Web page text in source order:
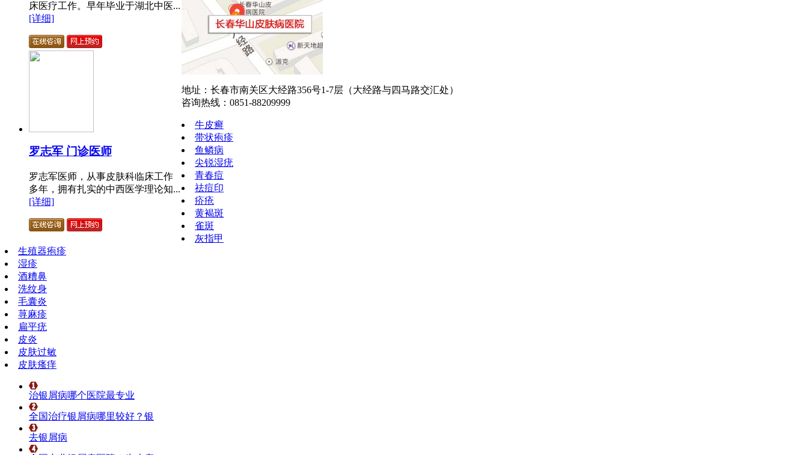
床医疗工作。早年毕业于湖北中医...
[详细]
罗志军 门诊医师
罗志军医师，从事皮肤科临床工作
多年，拥有扎实的中西医学理论知...
[详细]
地址：长春市南关区大经路356号1-7层（大经路与四马路交汇处）
咨询热线：0851-88209999
牛皮癣
带状疱疹
鱼鳞病
尖锐湿疣
青春痘
祛痘印
疥疮
黄褐斑
雀斑
灰指甲
生殖器疱疹
湿疹
酒糟鼻
洗纹身
毛囊炎
荨麻疹
扁平疣
皮炎
皮肤过敏
皮肤瘙痒
治银屑病哪个医院最专业
全国治疗银屑病哪里较好？银
去银屑病